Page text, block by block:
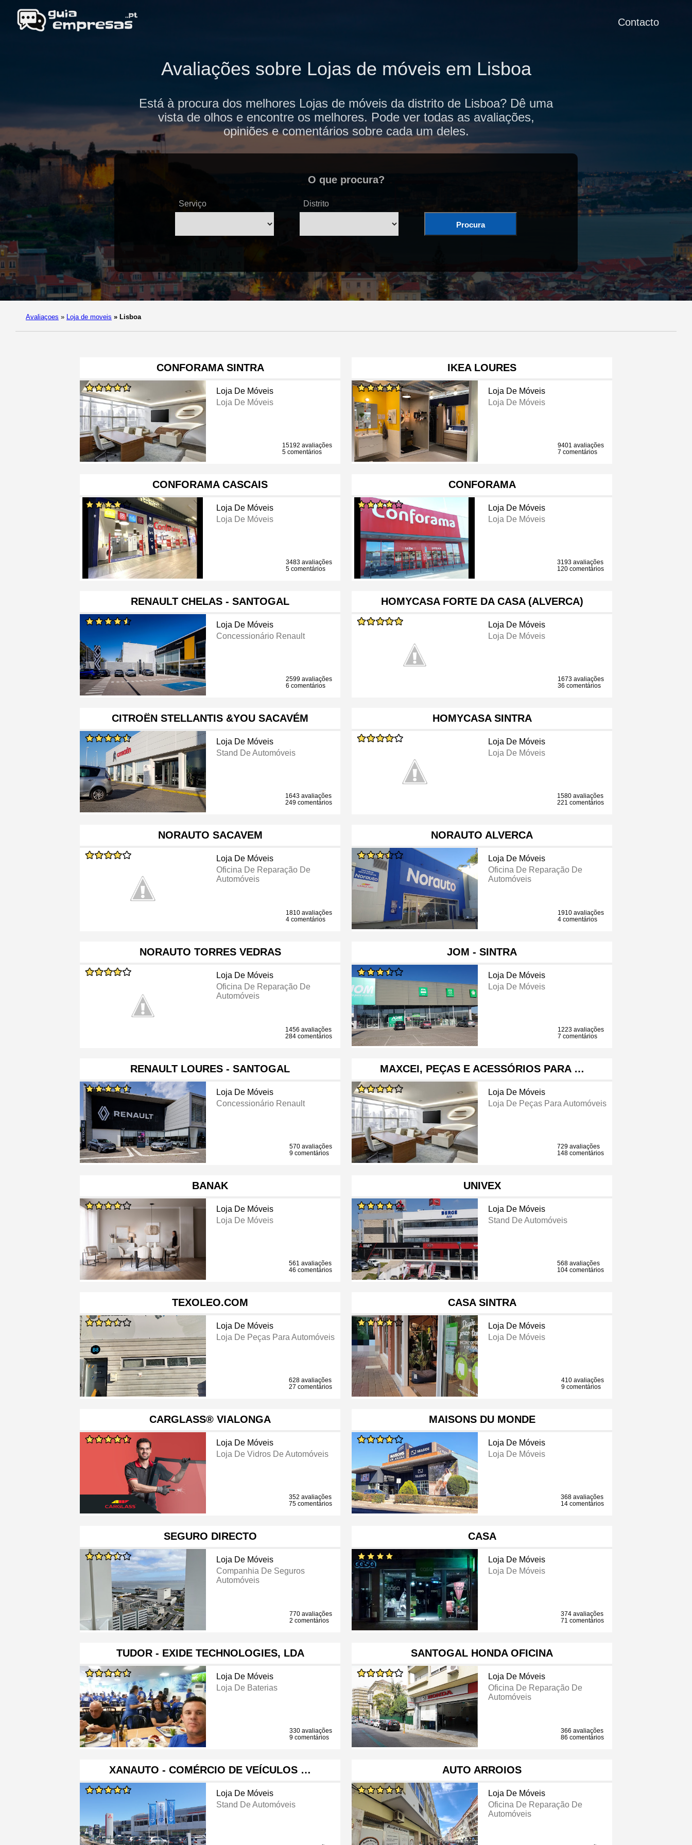
Contacto
Avaliações sobre Lojas de móveis em Lisboa
Está à procura dos melhores Lojas de móveis da distrito de Lisboa? Dê uma
vista de olhos e encontre os melhores. Pode ver todas as avaliações,
opiniões e comentários sobre cada um deles.
O que procura?
Serviço Distrito
Procura
Avaliaçoes » Loja de moveis » Lisboa
CONFORAMA SINTRA
Loja De Móveis
Loja De Móveis
15192 avaliações
5 comentários
IKEA LOURES
Loja De Móveis
Loja De Móveis
9401 avaliações
7 comentários
CONFORAMA CASCAIS
Loja De Móveis
Loja De Móveis
3483 avaliações
5 comentários
CONFORAMA
Loja De Móveis
Loja De Móveis
3193 avaliações
120 comentários
RENAULT CHELAS - SANTOGAL
Loja De Móveis
Concessionário Renault
2599 avaliações
6 comentários
HOMYCASA FORTE DA CASA (ALVERCA)
Loja De Móveis
Loja De Móveis
1673 avaliações
36 comentários
CITROËN STELLANTIS &YOU SACAVÉM
Loja De Móveis
Stand De Automóveis
1643 avaliações
249 comentários
HOMYCASA SINTRA
Loja De Móveis
Loja De Móveis
1580 avaliações
221 comentários
NORAUTO SACAVEM
Loja De Móveis
Oficina De Reparação De
Automóveis
1810 avaliações
4 comentários
NORAUTO ALVERCA
Loja De Móveis
Oficina De Reparação De
Automóveis
1910 avaliações
4 comentários
NORAUTO TORRES VEDRAS
Loja De Móveis
Oficina De Reparação De
Automóveis
1456 avaliações
284 comentários
JOM - SINTRA
Loja De Móveis
Loja De Móveis
1223 avaliações
7 comentários
RENAULT LOURES - SANTOGAL
Loja De Móveis
Concessionário Renault
570 avaliações
9 comentários
MAXCEI, PEÇAS E ACESSÓRIOS PARA …
Loja De Móveis
Loja De Peças Para Automóveis
729 avaliações
148 comentários
BANAK
Loja De Móveis
Loja De Móveis
561 avaliações
46 comentários
UNIVEX
Loja De Móveis
Stand De Automóveis
568 avaliações
104 comentários
TEXOLEO.COM
Loja De Móveis
Loja De Peças Para Automóveis
628 avaliações
27 comentários
CASA SINTRA
Loja De Móveis
Loja De Móveis
410 avaliações
9 comentários
CARGLASS® VIALONGA
Loja De Móveis
Loja De Vidros De Automóveis
352 avaliações
75 comentários
MAISONS DU MONDE
Loja De Móveis
Loja De Móveis
368 avaliações
14 comentários
SEGURO DIRECTO
Loja De Móveis
Companhia De Seguros
Automóveis
770 avaliações
2 comentários
CASA
Loja De Móveis
Loja De Móveis
374 avaliações
71 comentários
TUDOR - EXIDE TECHNOLOGIES, LDA
Loja De Móveis
Loja De Baterias
330 avaliações
9 comentários
SANTOGAL HONDA OFICINA
Loja De Móveis
Oficina De Reparação De
Automóveis
366 avaliações
86 comentários
XANAUTO - COMÉRCIO DE VEÍCULOS …
Loja De Móveis
Stand De Automóveis
AUTO ARROIOS
Loja De Móveis
Oficina De Reparação De
Automóveis